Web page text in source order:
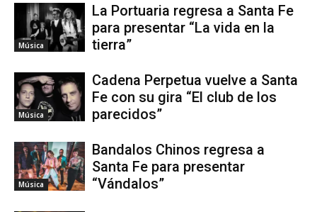
Música
La Portuaria regresa a Santa Fe
para presentar “La vida en la
tierra”
Música
Cadena Perpetua vuelve a Santa
Fe con su gira “El club de los
parecidos”
Música
Bandalos Chinos regresa a
Santa Fe para presentar
“Vándalos”